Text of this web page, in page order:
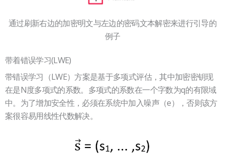
通过刷新右边的加密明文与左边的密码文本解密来进行引导的
例子
带着错误学习(LWE)
带错误学习（LWE）方案是基于多项式评估，其中加密密钥现
在是N度多项式的系数。多项式的系数在一个字数为q的有限域
中。为了增加安全性，必须在系统中加入噪声（e），否则该方
案很容易用线性代数解决。